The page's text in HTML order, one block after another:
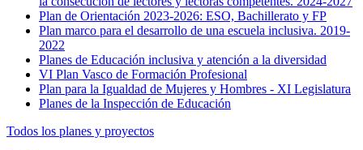
Plan de Orientación 2023-2026: ESO, Bachillerato y FP
Plan marco para el desarrollo de una escuela inclusiva. 2019-
2022
Planes de Educación inclusiva y atención a la diversidad
VI Plan Vasco de Formación Profesional
Plan para la Igualdad de Mujeres y Hombres - XI Legislatura
Planes de la Inspección de Educación
Todos los planes y proyectos